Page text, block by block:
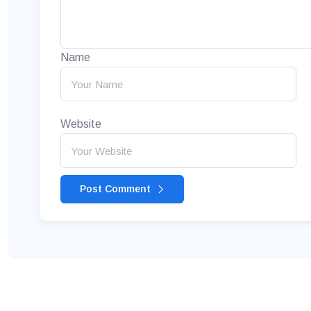
Name
Website
Post Comment